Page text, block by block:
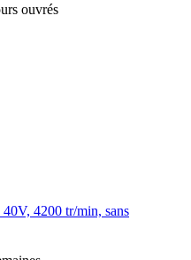
ouvrés
4200 tr/min, sans